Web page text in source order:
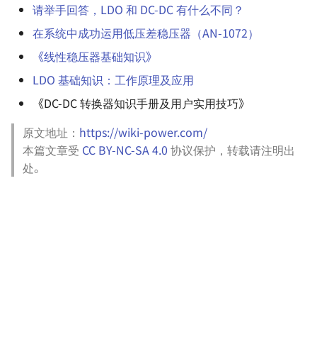
请举手回答，LDO 和 DC-DC 有什么不同？
在系统中成功运用低压差稳压器（AN-1072）
《线性稳压器基础知识》
LDO 基础知识：工作原理及应用
《DC-DC 转换器知识手册及用户实用技巧》
原文地址： https://wiki-power.com/
本篇文章受 CC BY-NC-SA 4.0 协议保护，转载请注明出
处。